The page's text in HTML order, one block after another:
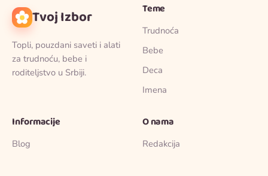
Tvoj Izbor
Topli, pouzdani saveti i alati
za trudnoću, bebe i
roditeljstvo u Srbiji.
Teme
Trudnoća
Bebe
Deca
Imena
Informacije
Blog
O nama
Redakcija